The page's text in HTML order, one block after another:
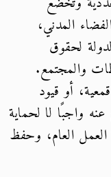
المدني،
لحقوق
والمجتمع.
أو قيود
واجبًا لا لحماية
العام، وحفظ